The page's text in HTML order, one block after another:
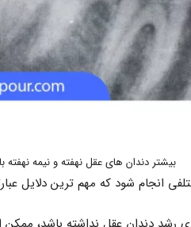
بیشتر دندان های عقل نهفته و نیمه نهفته
انجام شود که مهم ترین دلایل